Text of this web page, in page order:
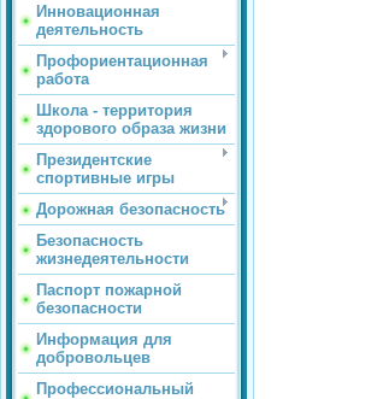
Инновационная
деятельность
Профориентационная
работа
Школа - территория
здорового образа жизни
Президентские
спортивные игры
Дорожная безопасность
Безопасность
жизнедеятельности
Паспорт пожарной
безопасности
Информация для
добровольцев
Профессиональный